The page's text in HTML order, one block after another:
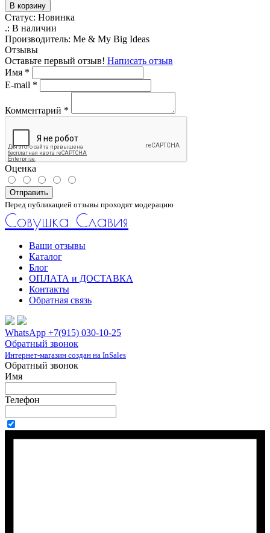
В корзину
Статус: Новинка
.: В наличии
Производитель: Me & My Big Ideas
Отзывы
Оставьте первый отзыв! Написать отзыв
Имя *
E-mail *
Комментарий *
Оценка
Отправить
Перед публикацией отзывы проходят модерацию
Совушка Славия
Ваши отзывы
Каталог
Блог
ОПЛАТА и ДОСТАВКА
Контакты
Обратная связь
WhatsApp +7(915) 030-10-25
Обратный звонок
Интернет-магазин создан на InSales
Обратный звонок
Имя
Телефон